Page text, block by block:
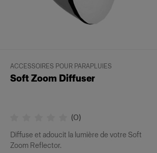
ACCESSOIRES POUR PARAPLUIES
Soft Zoom Diffuser
(0)
Diffuse et adoucit la lumière de votre Soft
Zoom Reflector.